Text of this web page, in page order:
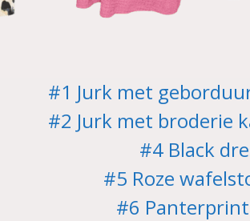
#1 Jurk met
#2 Jurk met broderie
#4 Black
#5 Roze
#6